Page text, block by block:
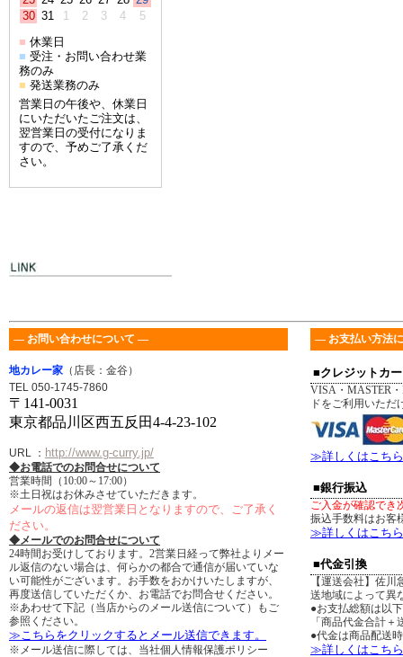
30 31 1 2 3 4 5
■ 休業日
■ 受注・お問い合わせ業
務のみ
■ 発送業務のみ
営業日の午後や、休業日
にいただいたご注文は、
翌営業日の受付になりま
すので、予めご了承くだ
さい。
― お問い合わせについて ―
地カレー家 （店長：金谷）
TEL 050-1745-7860
〒141-0031
東京都品川区西五反田4-4-23-102
URL ： http://www.g-curry.jp/
◆お電話でのお問合せについて
営業時間（10:00～17:00）
※土日祝はお休みさせていただきます。
メールの返信は翌営業日となりますので、ご了承く
ださい。
◆メールでのお問合せについて
24時間お受けしております。2営業日経って弊社よりメー
ル返信のない場合は、何らかの都合で通信が届いていな
い可能性がございます。お手数をおかけいたしますが、
再度送信していただくか、お電話でお問合せください。
※あわせて下記（当店からのメール送信について）もご
参照ください。
≫こちらをクリックするとメール送信できます。
※メール送信に際しては、当社個人情報保護ポリシー
― お支払い方法
■クレジットカ
VISA・MASTER
ドをご利用いただ
≫詳しくはこち
■銀行振込
ご入金が確認でき
振込手数料はお客
≫詳しくはこち
■代金引換
【運送会社】佐
送地域によって異
●お支払総額は以
「商品代金合計
●代金は商品配送
≫詳しくはこち